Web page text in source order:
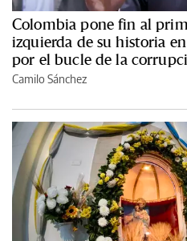
Colombia pone fin al
izquierda de su historia
por el bucle de la
Camilo Sánchez